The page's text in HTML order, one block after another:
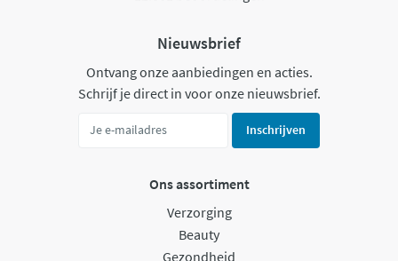
Nieuwsbrief
Ontvang onze aanbiedingen en acties.
Schrijf je direct in voor onze nieuwsbrief.
Inschrijven
Ons assortiment
Verzorging
Beauty
Gezondheid